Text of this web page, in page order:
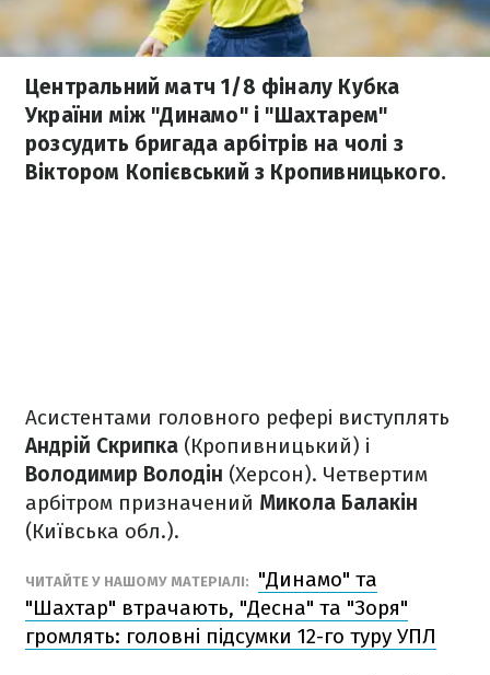
Центральний матч 1/8 фіналу Кубка
України між "Динамо" і "Шахтарем"
розсудить бригада арбітрів на чолі з
Віктором Копієвський з Кропивницького.
Асистентами головного рефері виступлять
Андрій Скрипка (Кропивницький) і
Володимир Володін (Херсон). Четвертим
арбітром призначений Микола Балакін
(Київська обл.).
ЧИТАЙТЕ У НАШОМУ МАТЕРІАЛІ:
"Динамо" та
"Шахтар" втрачають, "Десна" та "Зоря"
громлять: головні підсумки 12-го туру УПЛ